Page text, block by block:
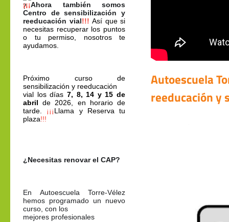
¡¡¡Ahora también somos
Centro de sensibilización y
reeducación vial!!! Así que si
necesitas recuperar los puntos
o tu permiso, nosotros te
ayudamos.
Próximo curso de
sensibilización y reeducación
vial los días 7, 8, 14 y 15 de
abril de 2026, en horario de
tarde.
¡¡¡Llama y Reserva tu
plaza!!!
¿Necesitas renovar el CAP?
En Autoescuela Torre-Vélez
hemos programado un nuevo
curso, con los
mejores profesionales
Autoescuela
reeducación y